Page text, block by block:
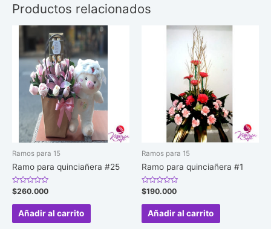
Productos relacionados
Ramos para 15
Ramo para quinciañera #25
Valorado
en
0
$260.000
Añadir al carrito
Ramos para 15
Ramo para quinciañera #1
Valorado
en
0
$190.000
Añadir al carrito